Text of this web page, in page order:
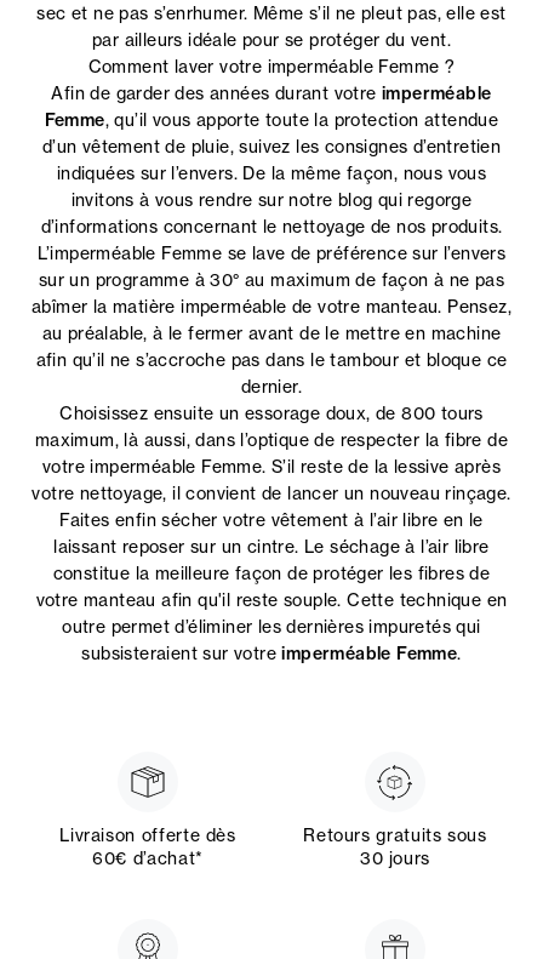
sec et ne pas s’enrhumer. Même s’il ne pleut pas, elle est
par ailleurs idéale pour se protéger du vent.
Comment laver votre imperméable Femme ?
Afin de garder des années durant votreimperméable
Femme, qu’il vous apporte toute la protection attendue
d’un vêtement de pluie, suivez les consignes d’entretien
indiquées sur l’envers. De la même façon, nous vous
invitons à vous rendre sur notre blog qui regorge
d’informations concernant le nettoyage de nos produits.
L’imperméable Femme se lave de préférence sur l’envers
sur un programme à 30° au maximum de façon à ne pas
abîmer la matière imperméable de votre manteau. Pensez,
au préalable, à le fermer avant de le mettre en machine
afin qu’il ne s’accroche pas dans le tambour et bloque ce
dernier.
Choisissez ensuite un essorage doux, de 800 tours
maximum, là aussi, dans l’optique de respecter la fibre de
votre imperméable Femme. S’il reste de la lessive après
votre nettoyage, il convient de lancer un nouveau rinçage.
Faites enfin sécher votre vêtement à l’air libre en le
laissant reposer sur un cintre. Le séchage à l’air libre
constitue la meilleure façon de protéger les fibres de
votre manteau afin qu'il reste souple. Cette technique en
outre permet d’éliminer les dernières impuretés qui
subsisteraient sur votreimperméable Femme.
Livraison offerte dès
60€ d’achat*
Retours gratuits sous
30 jours